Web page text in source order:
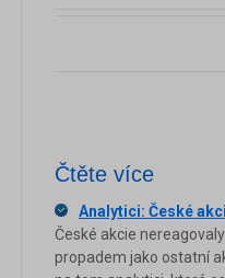
Čtěte více
Analytici: České
České akcie
propadem jako ostatní